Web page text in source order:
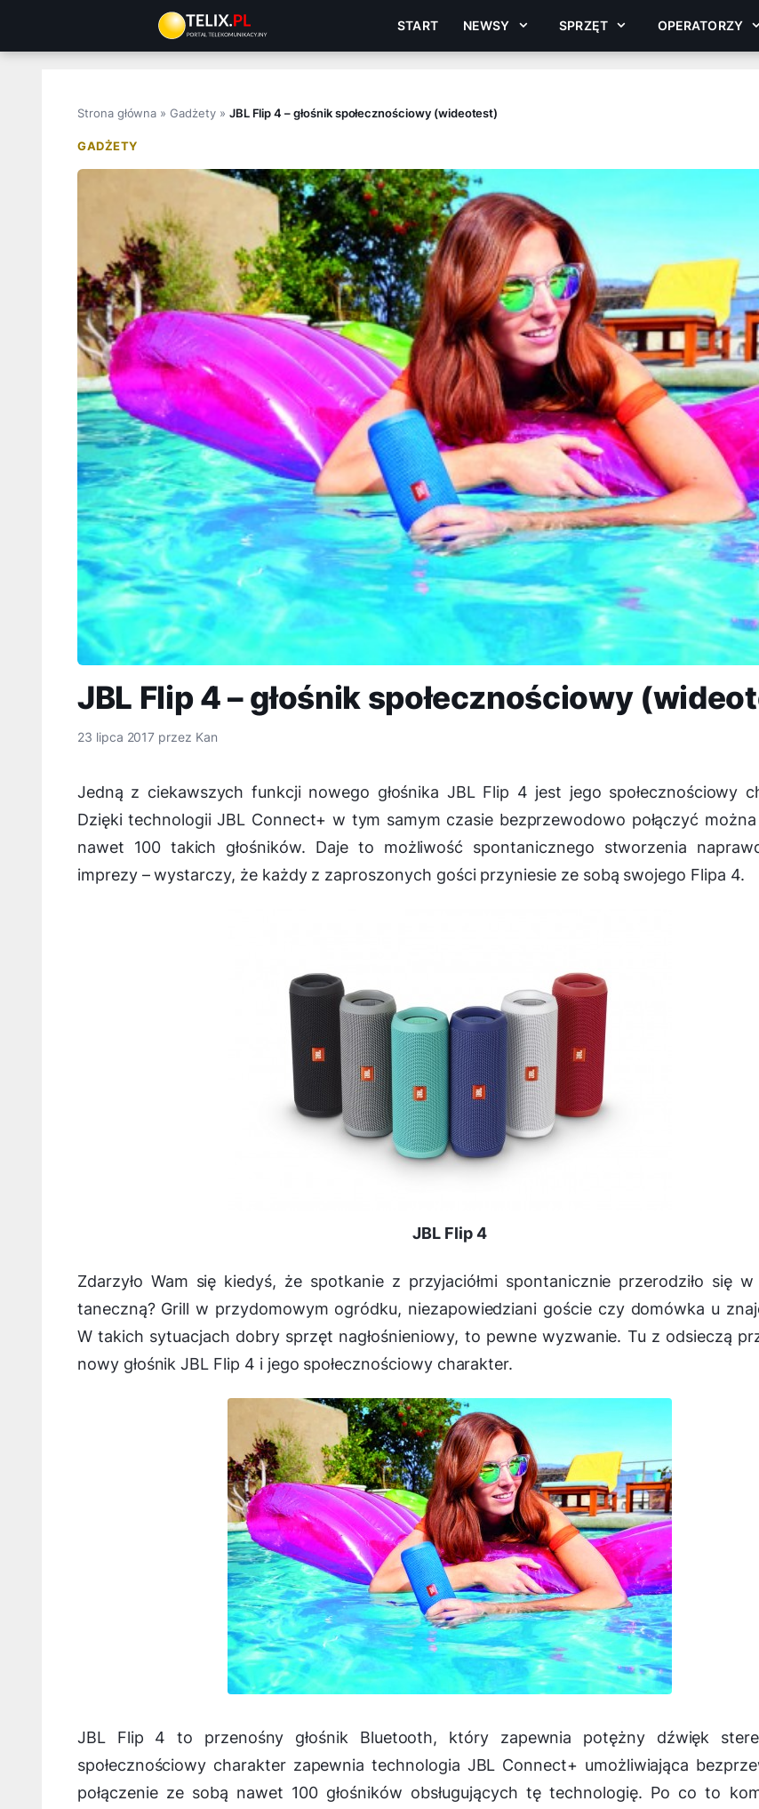
treści
START NEWSY SPRZĘT OPERATORZY
Strona główna »Gadżety» JBL Flip 4 – głośnik społecznościowy (wideotest)
GADŻETY
JBL Flip 4 – głośnik społecznościowy
23 lipca 2017 przez Kan
Jedną z ciekawszych funkcji nowego głośnika JBL Flip 4 jest jego społecznościowy
Dzięki technologii JBL Connect+ w tym samym czasie bezprzewodowo połączyć
nawet 100 takich głośników. Daje to możliwość spontanicznego stworzenia
imprezy – wystarczy, że każdy z zaproszonych gości przyniesie ze sobą swojego Flipa 4.
JBL Flip 4
Zdarzyło Wam się kiedyś, że spotkanie z przyjaciółmi spontanicznie przerodziło się
taneczną? Grill w przydomowym ogródku, niezapowiedziani goście czy domówka u
W takich sytuacjach dobry sprzęt nagłośnieniowy, to pewne wyzwanie. Tu z odsieczą
nowy głośnik JBL Flip 4 i jego społecznościowy charakter.
JBL Flip 4 to przenośny głośnik Bluetooth, który zapewnia potężny dźwięk
społecznościowy charakter zapewnia technologia JBL Connect+ umożliwiająca
połączenie ze sobą nawet 100 głośników obsługujących tę technologię. Po co to